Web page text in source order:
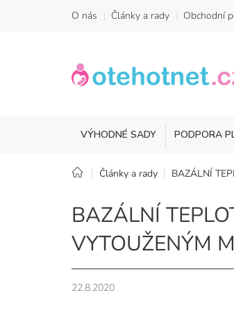
O nás Články a rady Obchodní
VÝHODNÉ SADY PODPORA
DomůČlánky a rady BAZÁLNÍ
BAZÁLNÍ
VYTOUŽENÝM
22.8.2020